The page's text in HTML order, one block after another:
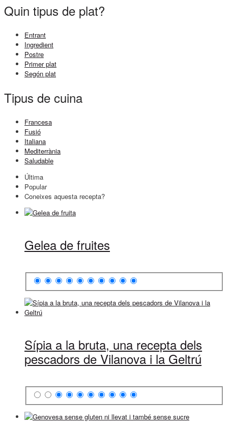
Quin tipus de plat?
Entrant
Ingredient
Postre
Primer plat
Segón plat
Tipus de cuina
Francesa
Fusió
Italiana
Mediterrània
Saludable
Última
Popular
Coneixes aquesta recepta?
Gelea de fruites
Sípia a la bruta, una recepta dels
pescadors de Vilanova i la Geltrú